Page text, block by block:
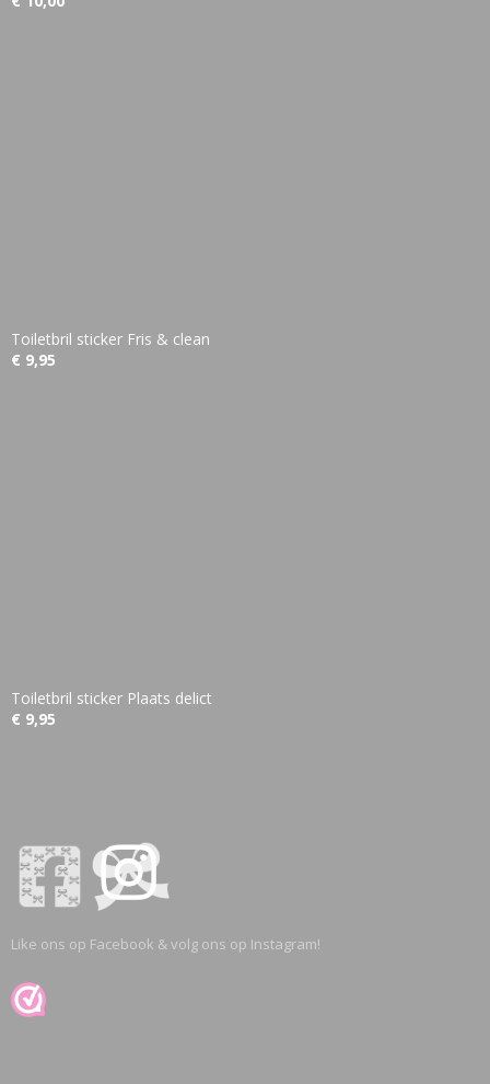
Toiletbril sticker Fris & clean
€ 9,95
Toiletbril sticker Plaats delict
€ 9,95
Like ons op Facebook & volg ons op Instagram!